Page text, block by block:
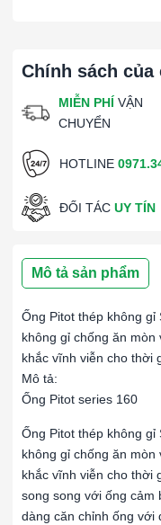
Chính sách của
MIỄN PHÍ VẬN
CHUYỂN
HOTLINE
ĐỐI TÁC UY TÍN
Mô tả sản phẩm
Ống Pitot thép không
không gỉ chống ăn
khắc vĩnh viễn cho thời
Mô tả:
Ống Pitot series 160
Ống Pitot thép không
không gỉ chống ăn
khắc vĩnh viễn cho thời
song song với ống cảm
dàng căn chỉnh ống với